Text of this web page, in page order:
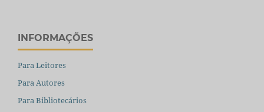
INFORMAÇÕES
Para Leitores
Para Autores
Para Bibliotecários